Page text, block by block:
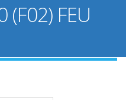
FEU